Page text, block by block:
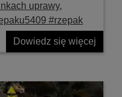
uprawy,
#rzepak
Dowiedz się więcej